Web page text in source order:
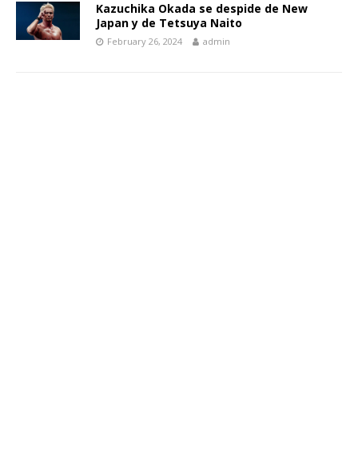
Kazuchika Okada se despide de New
Japan y de Tetsuya Naito
February 26, 2024 admin